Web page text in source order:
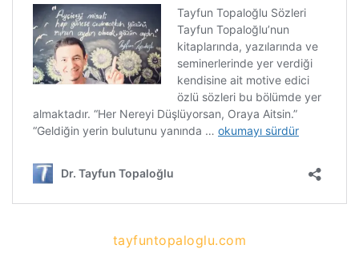
tayfuntopaloglu.com